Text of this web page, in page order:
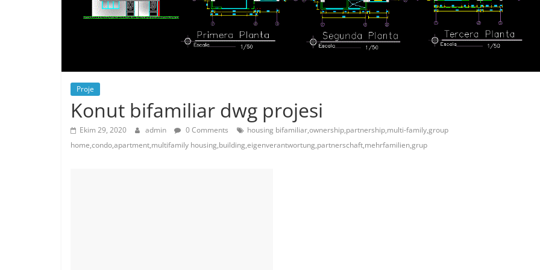
Proje
Konut bifamiliar dwg projesi
Ekim 29, 2020 admin 0 Comments
housing bifamiliar,ownership,partnership,multi-family,group
home,condo,apartment,multifamily housing,building,eigenverantwortung,partnerschaft,mehrfamilien,grup